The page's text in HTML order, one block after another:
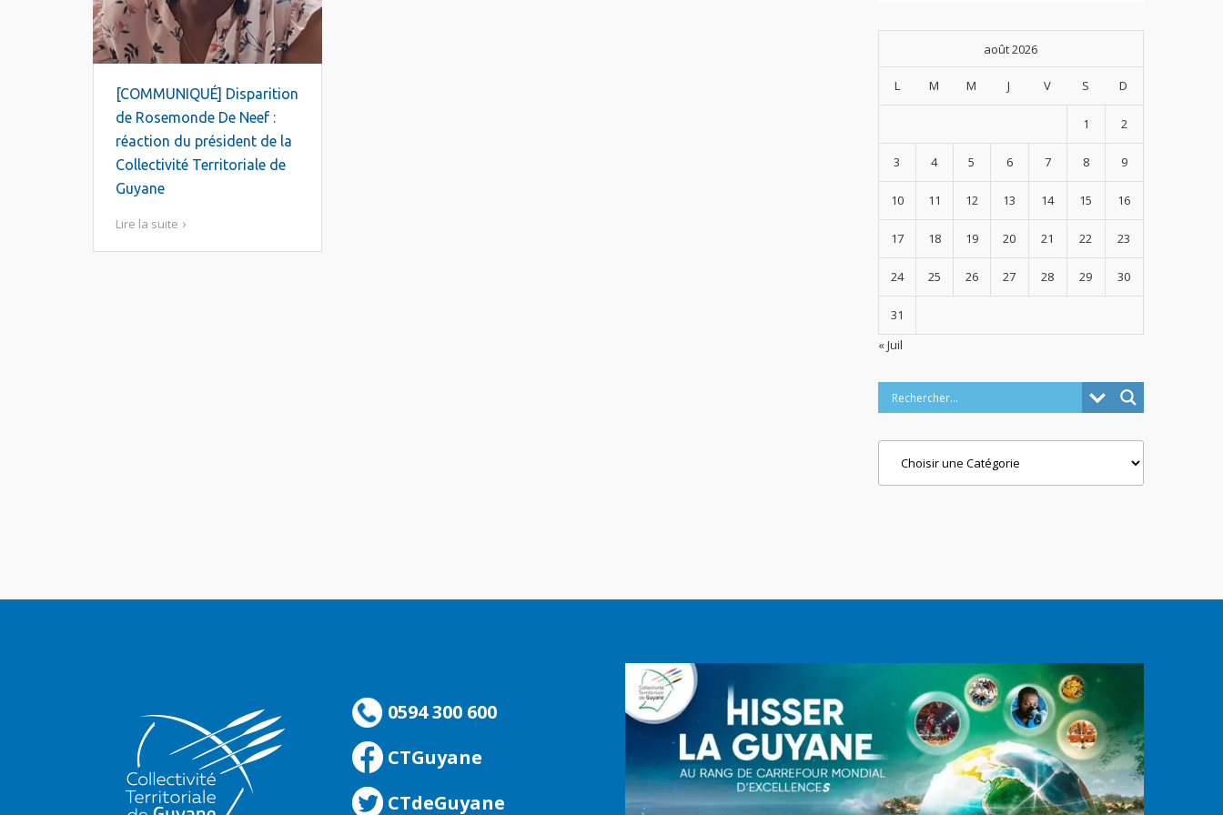
[COMMUNIQUÉ] Disparition
de Rosemonde De Neef :
réaction du président de la
Collectivité Territoriale de
Guyane
Lire la suite
août 2026
L M M J V S D
1 2
3 4 5 6 7 8 9
10 11 12 13 14 15 16
17 18 19 20 21 22 23
24 25 26 27 28 29 30
31
« Juil
0594 300 600
CTGuyane
CTdeGuyane